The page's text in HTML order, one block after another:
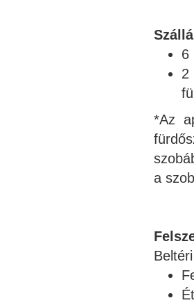
6
2
*Az
a
Beltéri